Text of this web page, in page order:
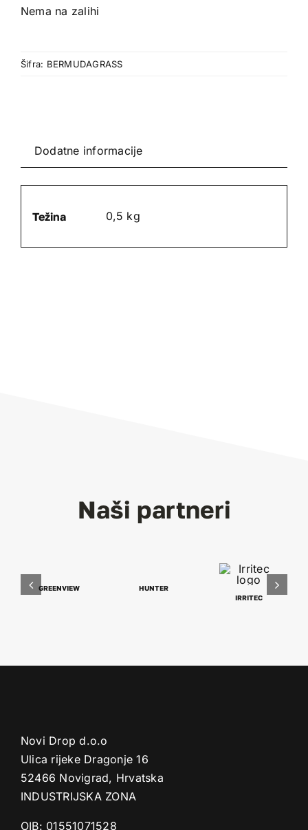
Nema na zalihi
Šifra: BERMUDAGRASS
Dodatne informacije
Težina 0,5 kg
Naši partneri
GREENVIEW
HUNTER
IRRITEC
Novi Drop d.o.o
Ulica rijeke Dragonje 16
52466 Novigrad, Hrvatska
INDUSTRIJSKA ZONA
OIB: 01551071528‬